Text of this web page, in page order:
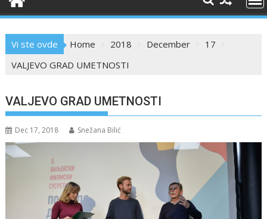
Vi ste ovde Home 2018 December
17
VALJEVO GRAD UMETNOSTI
VALJEVO GRAD UMETNOSTI
Dec 17, 2018 Snežana Bilić